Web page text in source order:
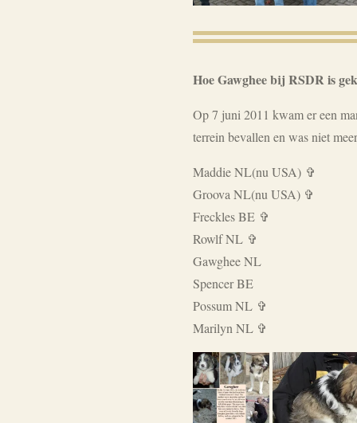
Hoe Gawghee bij RSDR is
Op 7 juni 2011 kwam er een
terrein bevallen en was niet
Maddie NL(nu USA) ✞
Groova NL(nu USA) ✞
Freckles BE ✞
Rowlf NL ✞
Gawghee NL
Spencer BE
Possum NL ✞
Marilyn NL ✞